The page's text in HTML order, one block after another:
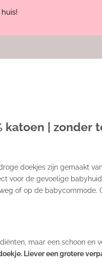
katoen | zonder
doekjes zijn gemaakt
voor de gevoelige
of op de babycommode.
maar een schoon en
Liever een grotere